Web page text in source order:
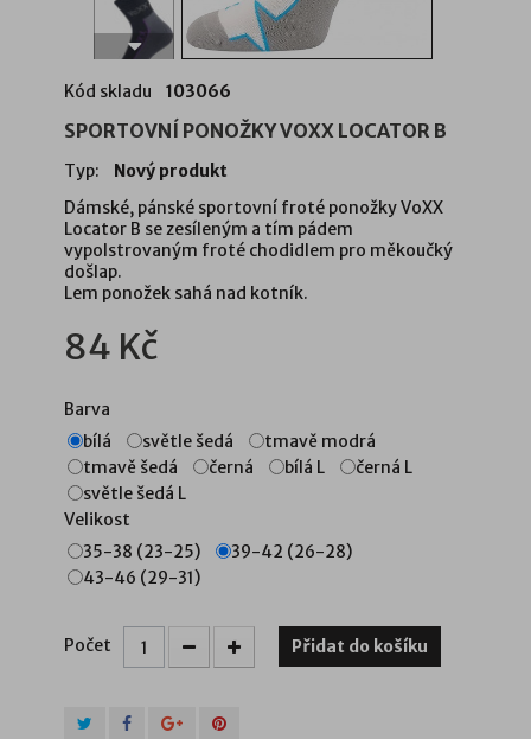
Kód skladu 103066
SPORTOVNÍ PONOŽKY VOXX LOCATOR B
Typ:
Nový produkt
Dámské, pánské sportovní froté ponožky VoXX
Locator B se zesíleným a tím pádem
vypolstrovaným froté chodidlem pro měkoučký
došlap.
Lem ponožek sahá nad kotník.
84 Kč
Barva
bílá
světle šedá
tmavě modrá
tmavě šedá
černá bílá L
černá L
světle šedá L
Velikost
35-38 (23-25)
39-42 (26-28)
43-46 (29-31)
Počet Přidat do košíku